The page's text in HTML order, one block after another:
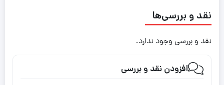
نقد و بررسی‌ها
نقد و بررسی وجود ندارد.
افزودن نقد و بررسی